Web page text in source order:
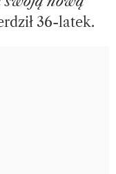
36-latek.